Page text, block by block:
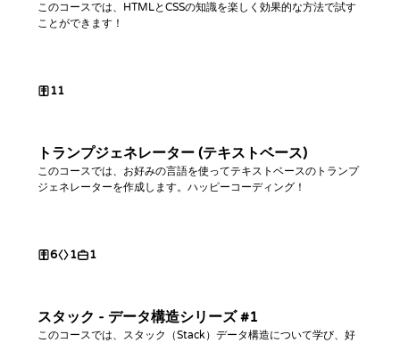
このコースでは、HTMLとCSSの知識を楽しく効果的な方法で試す
ことができます！
11
トランプジェネレーター (テキストベース)
このコースでは、お好みの言語を使ってテキストベースのトランプ
ジェネレーターを作成します。ハッピーコーディング！
6 1 1
スタック - データ構造シリーズ #1
このコースでは、スタック（Stack）データ構造について学び、好